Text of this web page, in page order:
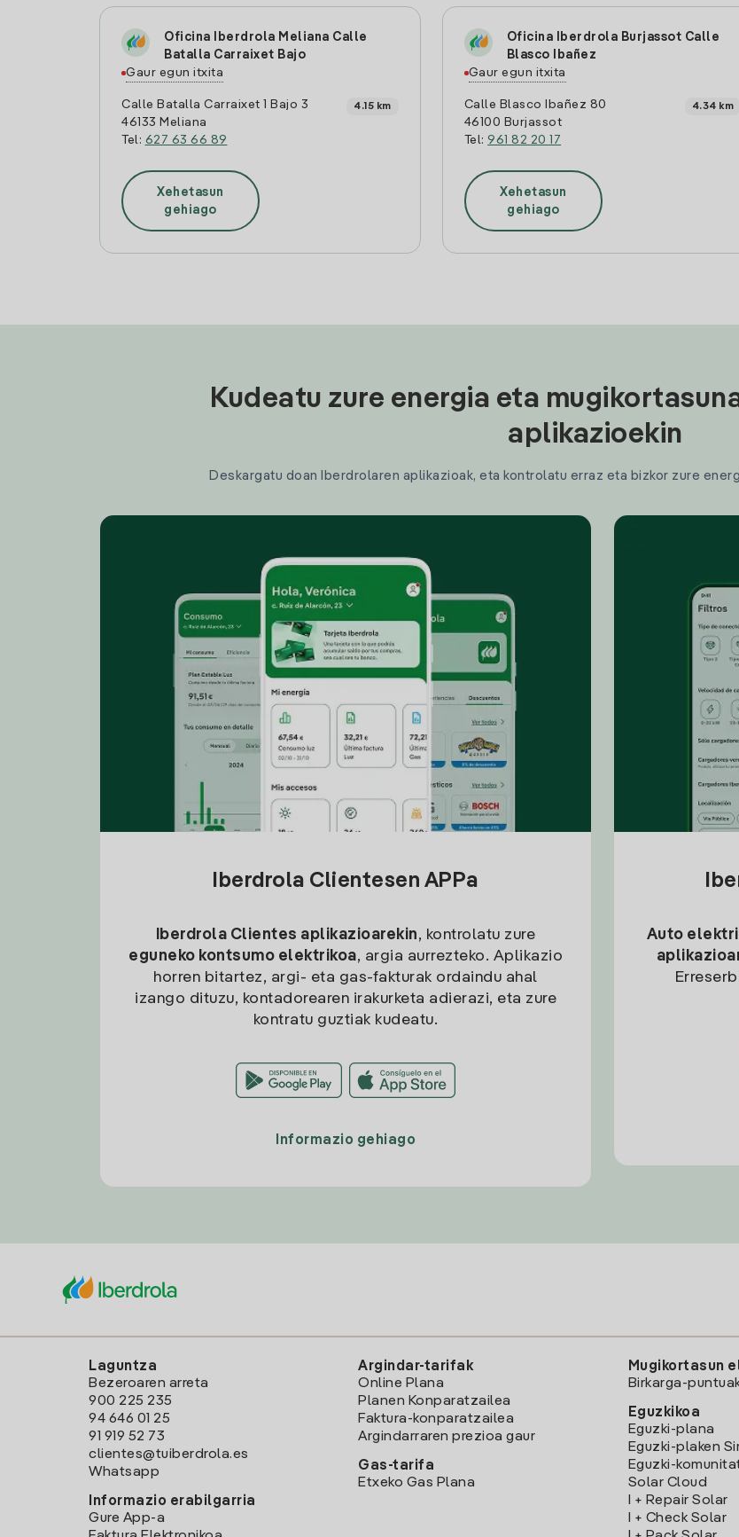
Oficina Iberdrola Meliana Calle
Batalla Carraixet Bajo
Gaur egun itxita
Calle Batalla Carraixet 1 Bajo 3
46133 Meliana
Tel: 627 63 66 89
4.15 km
Xehetasun
gehiago
Oficina Iberdrola Burjassot Calle
Blasco Ibañez
Gaur egun itxita
Calle Blasco Ibañez 80
46100 Burjassot
Tel:961 82 20 17
4.34 km
Xehetasun
gehiago
Kudeatu zure energia eta
aplikazioekin
Deskargatu doan Iberdrolaren aplikazioak, eta kontrolatu erraz eta bizkor zure
Iberdrola Clientesen APPa
Iberdrola Clientes aplikazioarekin, kontrolatu zure
eguneko kontsumo elektrikoa, argia aurrezteko. Aplikazio
horren bitartez, argi- eta gas-fakturak ordaindu ahal
izango dituzu, kontadorearen irakurketa adierazi, eta zure
kontratu guztiak kudeatu.
Informazio gehiago
Auto
Laguntza
Bezeroaren arreta
900 225 235
94 646 01 25
91 919 52 73
clientes@tuiberdrola.es
Whatsapp
Informazio erabilgarria
Gure App-a
Argindar-tarifak
Online Plana
Planen Konparatzailea
Faktura-konparatzailea
Argindarraren prezioa gaur
Gas-tarifa
Etxeko Gas Plana
Mugikortasun
Birkarga-
Eguzkikoa
Eguzki-plana
Eguzki-plaken
Eguzki-
Solar Cloud
I + Repair Solar
I + Check Solar